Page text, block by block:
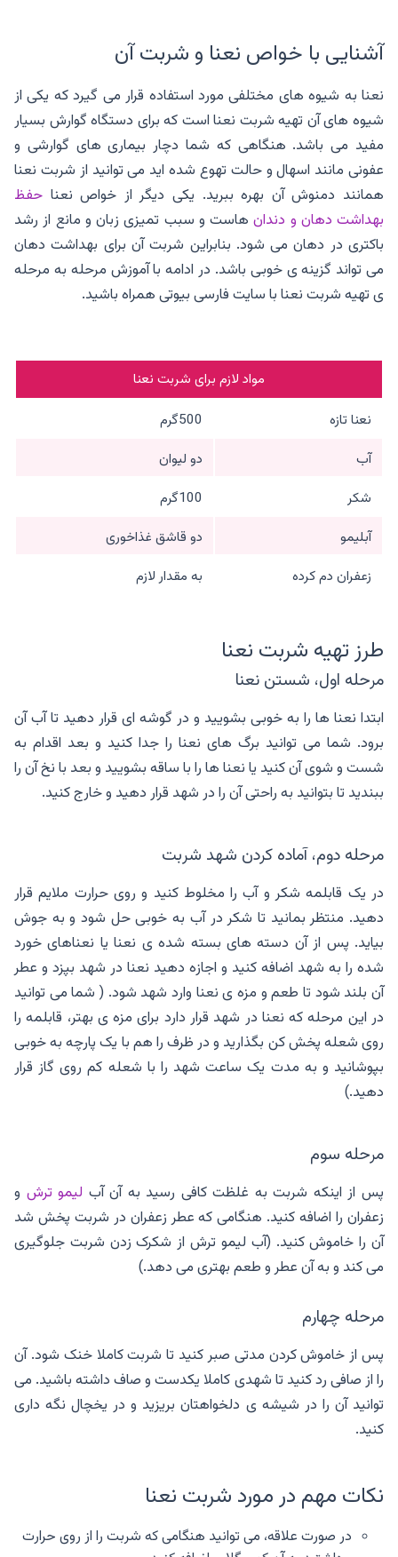
آشنایی با خواص نعنا و شربت آن
نعنا به شیوه های مختلفی مورد استفاده قرار می گیرد که یکی از
شیوه های آن تهیه شربت نعنا است که برای دستگاه گوارش بسیار
مفید می باشد. هنگاهی که شما دچار بیماری های گوارشی و
عفونی مانند اسهال و حالت تهوع شده اید می توانید از شربت نعنا
همانند دمنوش آن بهره ببرید. یکی دیگر از خواص نعنا حفظ
بهداشت دهان و دندانهاست و سبب تمیزی زبان و مانع از رشد
باکتری در دهان می شود. بنابراین شربت آن برای بهداشت دهان
می تواند گزینه ی خوبی باشد. در ادامه با آموزش مرحله به مرحله
ی تهیه شربت نعنا با سایت فارسی بیوتی همراه باشید.
مواد لازم برای شربت نعنا
نعنا تازه
500گرم
آب
دو لیوان
شکر
100گرم
آبلیمو
دو قاشق غذاخوری
زعفران دم کرده
به مقدار لازم
طرز تهیه شربت نعنا
مرحله اول، شستن نعنا
ابتدا نعنا ها را به خوبی بشویید و در گوشه ای قرار دهید تا آب آن
برود. شما می توانید برگ های نعنا را جدا کنید و بعد اقدام به
شست و شوی آن کنید یا نعنا ها را با ساقه بشویید و بعد با نخ آن را
ببندید تا بتوانید به راحتی آن را در شهد قرار دهید و خارج کنید.
مرحله دوم، آماده کردن شهد شربت
در یک قابلمه شکر و آب را مخلوط کنید و روی حرارت ملایم قرار
دهید. منتظر بمانید تا شکر در آب به خوبی حل شود و به جوش
بیاید. پس از آن دسته های بسته شده ی نعنا یا نعناهای خورد
شده را به شهد اضافه کنید و اجازه دهید نعنا در شهد بپزد و عطر
آن بلند شود تا طعم و مزه ی نعنا وارد شهد شود. ( شما می توانید
در این مرحله که نعنا در شهد قرار دارد برای مزه ی بهتر، قابلمه را
روی شعله پخش کن بگذارید و در ظرف را هم با یک پارچه به خوبی
بپوشانید و به مدت یک ساعت شهد را با شعله کم روی گاز قرار
دهید.)
مرحله سوم
پس از اینکه شربت به غلظت کافی رسید به آن آب لیمو ترش و
زعفران را اضافه کنید. هنگامی که عطر زعفران در شربت پخش شد
آن را خاموش کنید. (آب لیمو ترش از شکرک زدن شربت جلوگیری
می کند و به آن عطر و طعم بهتری می دهد.)
مرحله چهارم
پس از خاموش کردن مدتی صبر کنید تا شربت کاملا خنک شود. آن
را از صافی رد کنید تا شهدی کاملا یکدست و صاف داشته باشید. می
توانید آن را در شیشه ی دلخواهتان بریزید و در یخچال نگه داری
کنید.
نکات مهم در مورد شربت نعنا
در صورت علاقه، می توانید هنگامی که شربت را از روی حرارت